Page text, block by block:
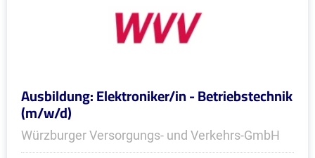
Ausbildung: Elektroniker/in - Betriebstechnik
(m/w/d)
Würzburger Versorgungs- und Verkehrs-GmbH